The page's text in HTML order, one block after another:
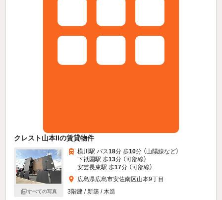
クレスト山本IIの賃貸物件
すべての写真
横川駅 バス18分 歩10分 （山陽線など）
下祇園駅 歩13分 （可部線）
安芸長束駅 歩17分 （可部線）
広島県広島市安佐南区山本9丁目
3階建 / 新築 / 木造